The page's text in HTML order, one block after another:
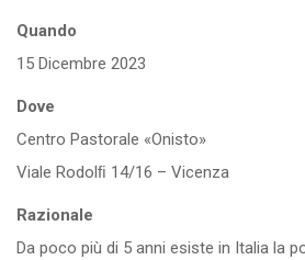
Quando
15 Dicembre 2023
Dove
Centro Pastorale «Onisto»
Viale Rodolﬁ 14/16 – Vicenza
Razionale
Da poco più di 5 anni esiste in Italia la